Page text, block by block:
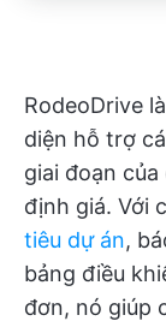
RodeoDrive
diện hỗ trợ
giai đoạn
định giá. Với
tiêu dự án,
bảng điều
đơn, nó giúp